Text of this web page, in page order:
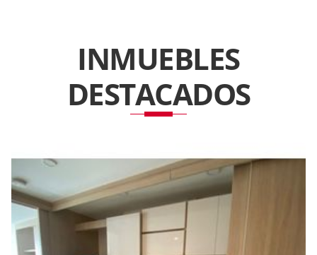
INMUEBLES
DESTACADOS